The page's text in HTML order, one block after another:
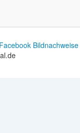
Facebook Bildnachweise